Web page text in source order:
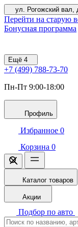
ул. Рогожский вал,
Перейти на старую
Бонусная программа
Ещё 4
+7 (499) 788-73-70
Пн-Пт 9:00-18:00
Профиль
Избранное 0
Корзина 0
Каталог товаров
Акции
Подбор по авто